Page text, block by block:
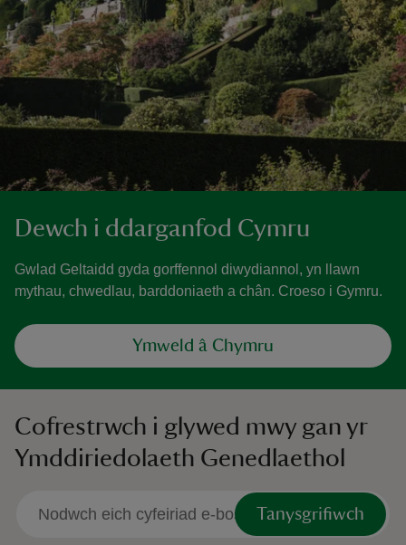
Dewch i ddarganfod Cymru
Gwlad Geltaidd gyda gorffennol diwydiannol, yn llawn
mythau, chwedlau, barddoniaeth a chân. Croeso i Gymru.
Ymweld â Chymru
Cofrestrwch i glywed mwy gan yr
Ymddiriedolaeth Genedlaethol
Tanysgrifiwch